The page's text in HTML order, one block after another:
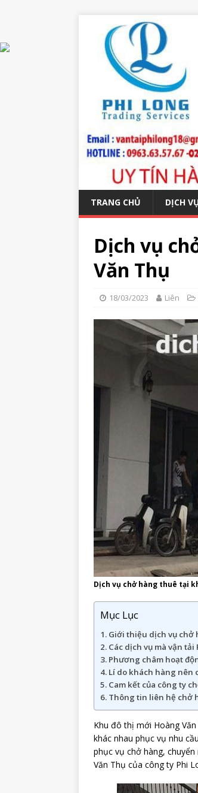
TRANG CHỦ DỊCH
Dịch vụ
Văn Thụ
18/03/2023 Liên
Dịch vụ chở hàng thuê tại
Mục Lục
Giới thiệu dịch vụ chở
Các dịch vụ mà vận
Phương châm hoạt
Lí do khách hàng nên
Cam kết của công ty
Thông tin liên hệ chở
Khu đô thị mới Hoàng
khác nhau phục vụ nhu
phục vụ chở hàng,
Văn Thụ của công ty Phi